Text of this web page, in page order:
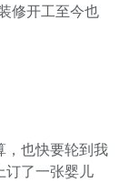
修开工至今也
，也快要轮到我
订了一张婴儿